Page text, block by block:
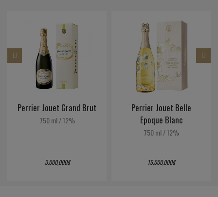
Perrier Jouet Grand Brut
750 ml/12%
3,000,000đ
Perrier Jouet Belle
Epoque Blanc
750 ml/12%
15,000,000đ